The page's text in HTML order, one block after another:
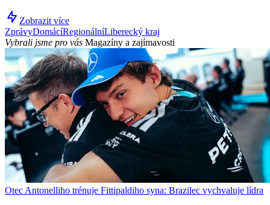
Zobrazit více
ZprávyDomácíRegionálníLiberecký kraj
Vybrali jsme pro vás Magazíny a zajímavosti
Otec Antonelliho trénuje Fittipaldiho syna: Brazilec vychvaluje lídra